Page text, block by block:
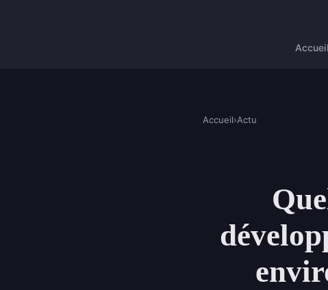
Accueil
Accueil›Actu